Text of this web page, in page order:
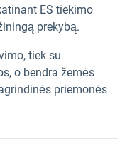
ES tiekimo
prekybą.
tiek su
o bendra žemės
priemonės